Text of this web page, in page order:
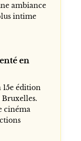
ambiance
intime
en
15e édition
Bruxelles.
cinéma